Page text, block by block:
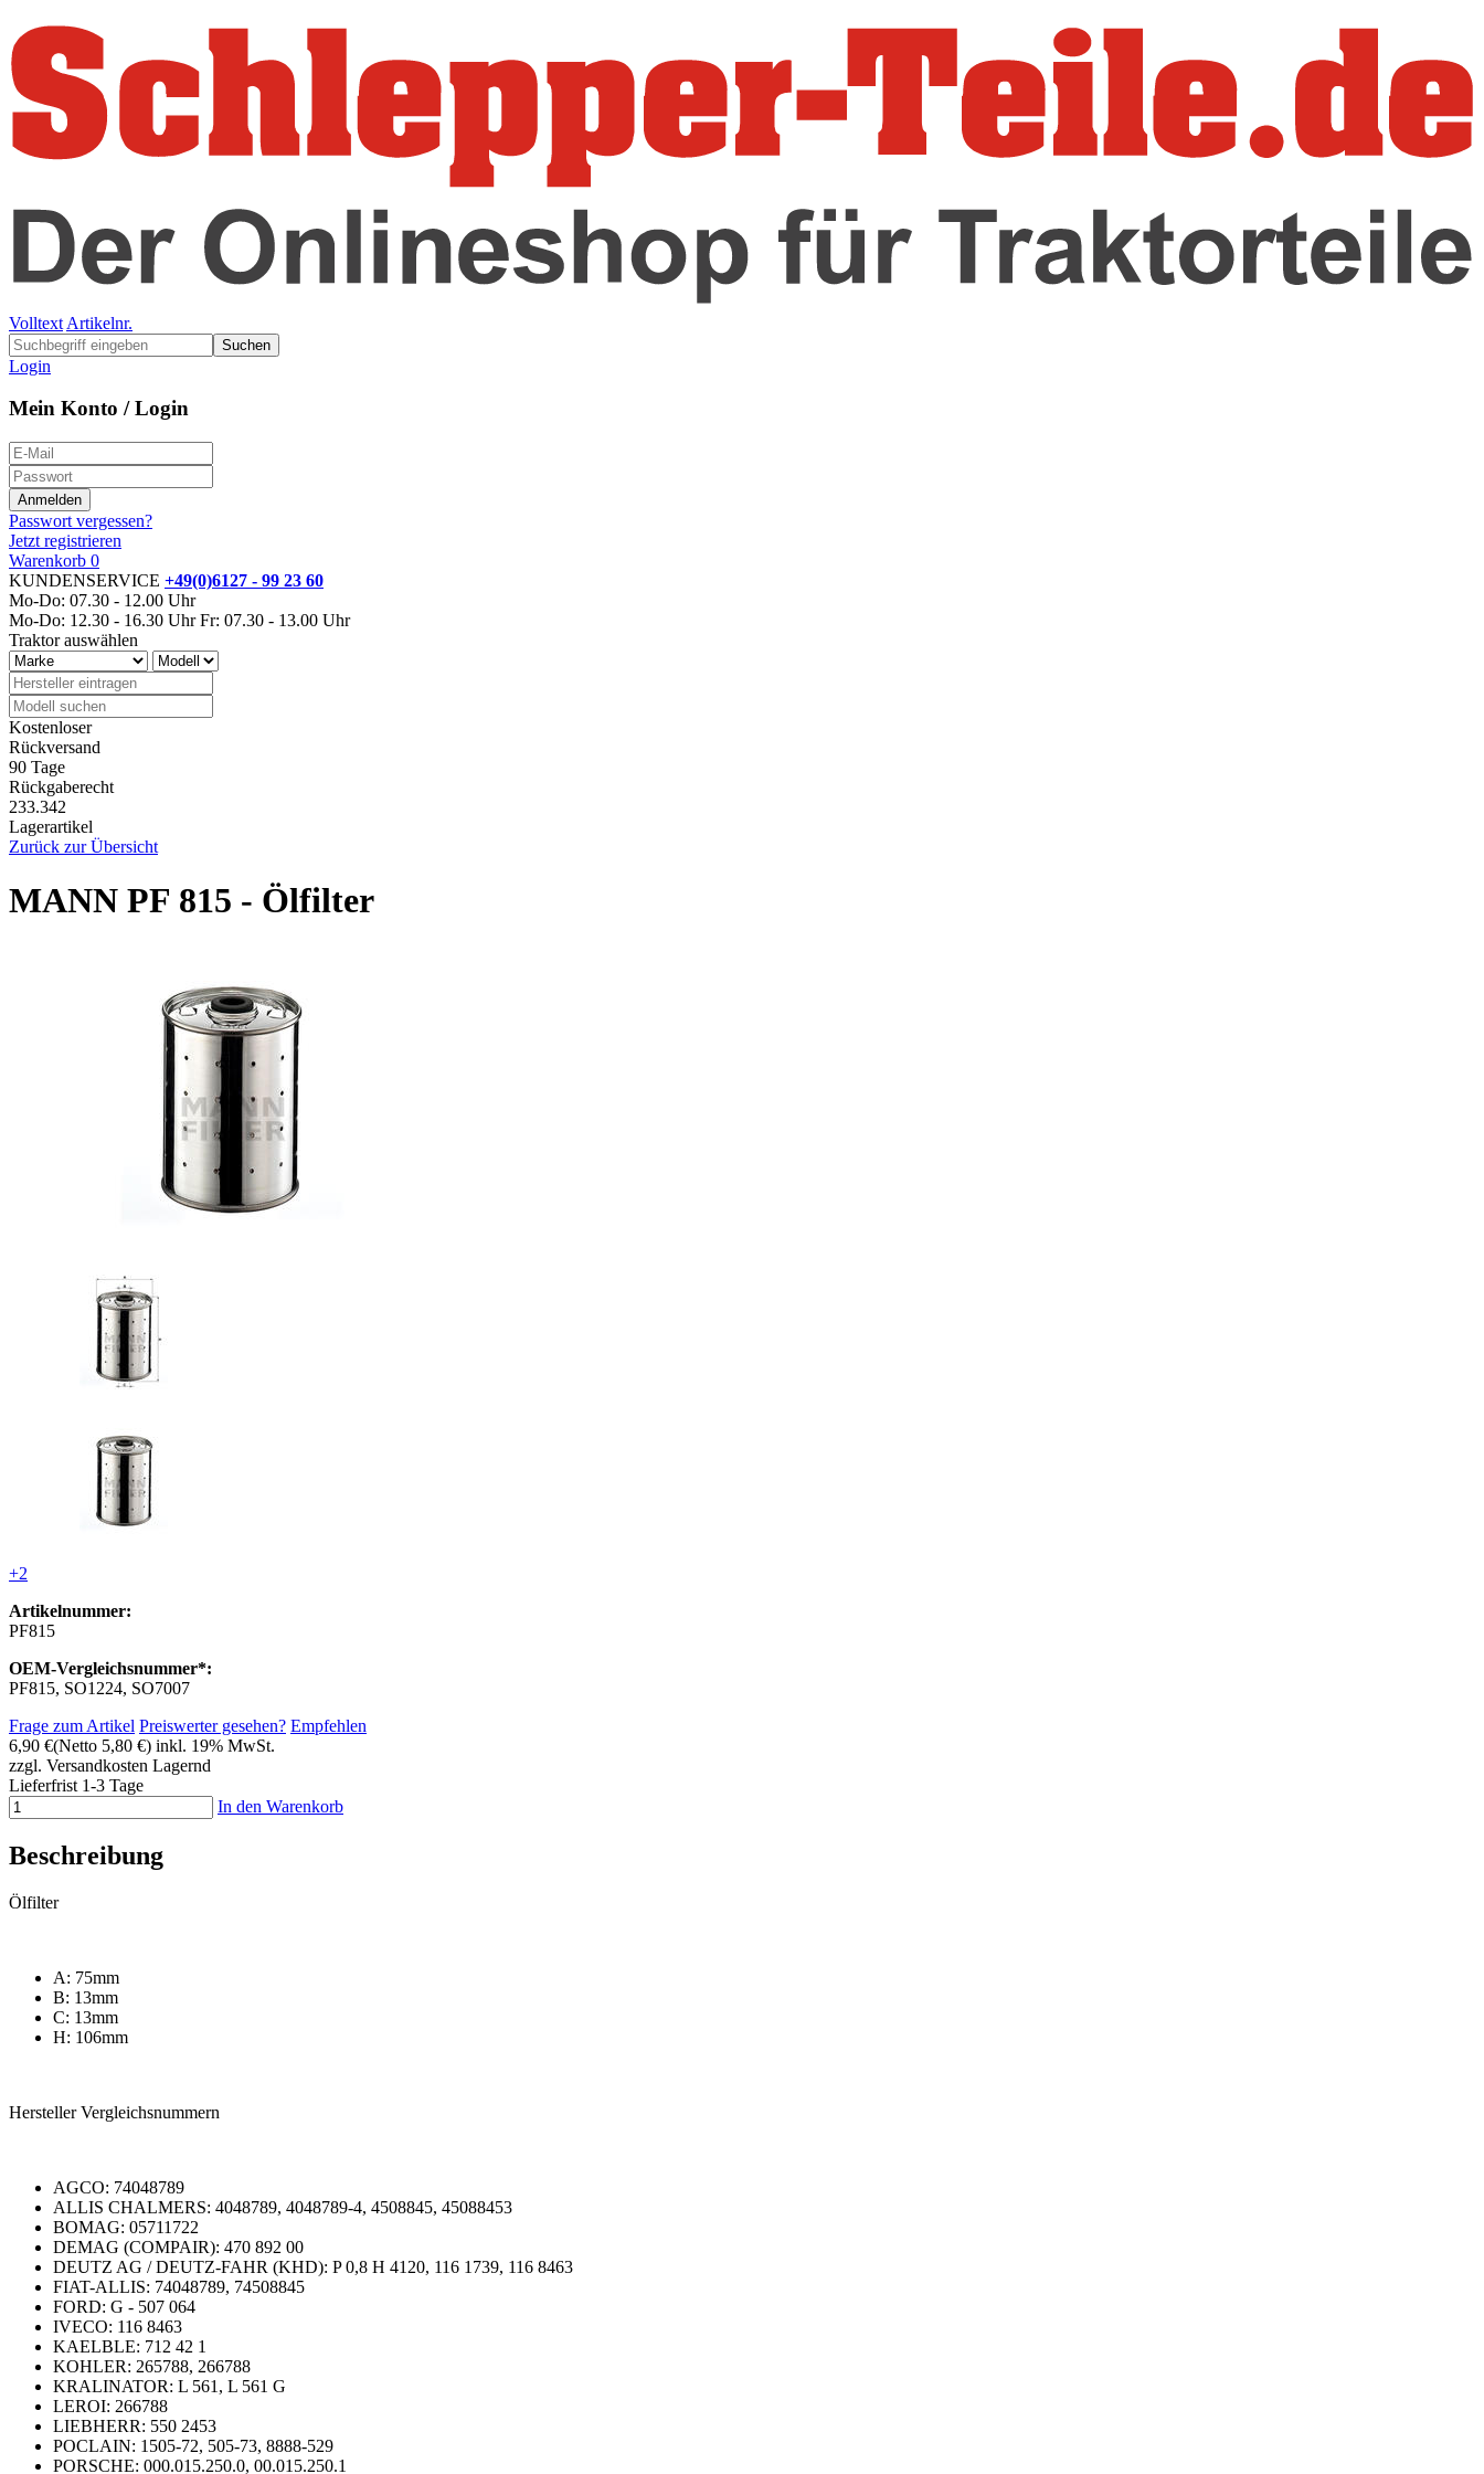
Volltext Artikelnr.
Suchen
Login
Mein Konto / Login
Passwort vergessen?
Jetzt registrieren
Warenkorb 0
KUNDENSERVICE +49(0)6127 - 99 23 60
Mo-Do: 07.30 - 12.00 Uhr
Mo-Do: 12.30 - 16.30 Uhr Fr: 07.30 - 13.00 Uhr
Traktor auswählen
Kostenloser
Rückversand
90 Tage
Rückgaberecht
233.342
Lagerartikel
Zurück zur Übersicht
MANN PF 815 - Ölfilter
+2
Artikelnummer:
PF815
OEM-Vergleichsnummer*:
PF815, SO1224, SO7007
Frage zum Artikel Preiswerter gesehen? Empfehlen
6,90 €(Netto 5,80 €) inkl. 19% MwSt.
zzgl. Versandkosten Lagernd
Lieferfrist 1-3 Tage
In den Warenkorb
Beschreibung
Ölfilter
A: 75mm
B: 13mm
C: 13mm
H: 106mm
Hersteller Vergleichsnummern
AGCO: 74048789
ALLIS CHALMERS: 4048789, 4048789-4, 4508845, 45088453
BOMAG: 05711722
DEMAG (COMPAIR): 470 892 00
DEUTZ AG / DEUTZ-FAHR (KHD): P 0,8 H 4120, 116 1739, 116 8463
FIAT-ALLIS: 74048789, 74508845
FORD: G - 507 064
IVECO: 116 8463
KAELBLE: 712 42 1
KOHLER: 265788, 266788
KRALINATOR: L 561, L 561 G
LEROI: 266788
LIEBHERR: 550 2453
POCLAIN: 1505-72, 505-73, 8888-529
PORSCHE: 000.015.250.0, 00.015.250.1